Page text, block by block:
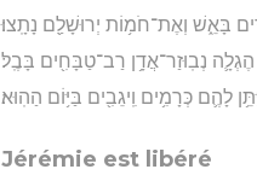
בָּאֵ֑שׁ וְאֶת־חֹמ֥וֹת יְרוּשָׁלִַ֖ם נָתָֽצוּ׃
נְבֽוּזַר־אֲדָ֥ן רַב־טַבָּחִ֖ים בָּבֶֽל׃
לָהֶ֛ם כְּרָמִ֥ים וִֽיגֵבִ֖ים בַּיּ֥וֹם הַהֽוּא׃
Jérémie est libéré